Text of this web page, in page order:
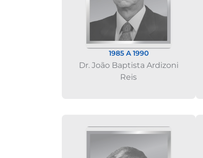
1985 A 1990
Dr. João Baptista Ardizoni
Reis